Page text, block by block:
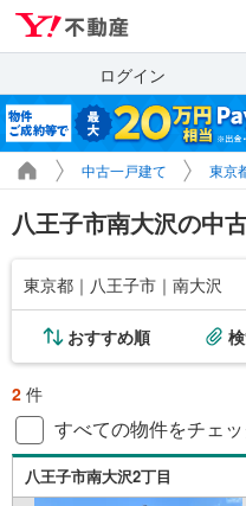
ログイン
中古一戸建て 東京
八王子市南大沢の中
東京都｜八王子市｜南大沢
おすすめ順
2 件
すべての物件をチェ
八王子市南大沢2丁目